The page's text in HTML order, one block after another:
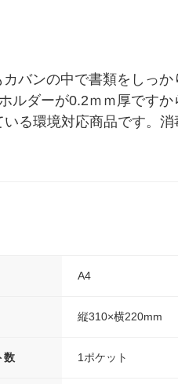
バンの中で書類をしっか
ルダーが0.2ｍｍ厚です
る環境対応商品です。
A4
縦310×横220mm
数 1ポケット